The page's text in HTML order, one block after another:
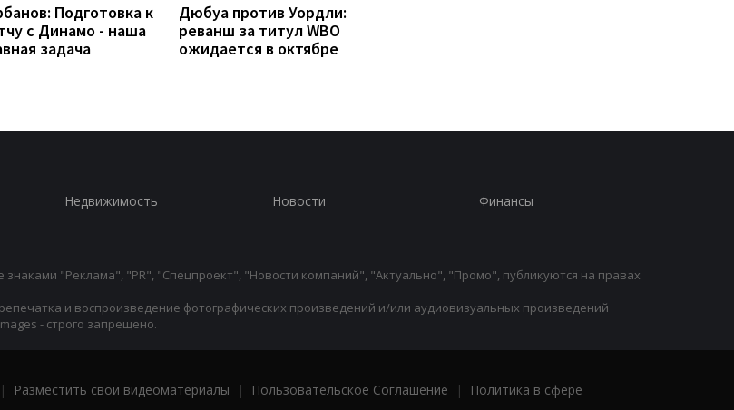
Подготовка к
с Динамо - наша
задача
Дюбуа против Уордли:
реванш за титул WBO
ожидается в октябре
Недвижимость Новости Финансы
"Реклама", "PR", "Спецпроект", "Новости компаний", "Актуально", "Промо", публикуются на правах
и воспроизведение фотографических произведений и/или аудиовизуальных произведений
- строго запрещено.
| Разместить свои видеоматериалы | Пользовательское Соглашение |
Политика в сфере